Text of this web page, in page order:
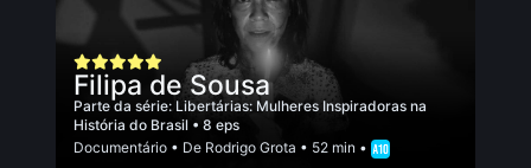
Filipa de Sousa
Parte da série: Libertárias: Mulheres Inspiradoras na
História do Brasil • 8 eps
Documentário • De Rodrigo Grota • 52 min •